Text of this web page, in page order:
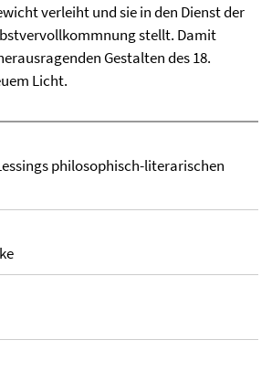
verleiht und sie in den Dienst der
stellt. Damit
Gestalten des 18.
Licht.
philosophisch-literarischen